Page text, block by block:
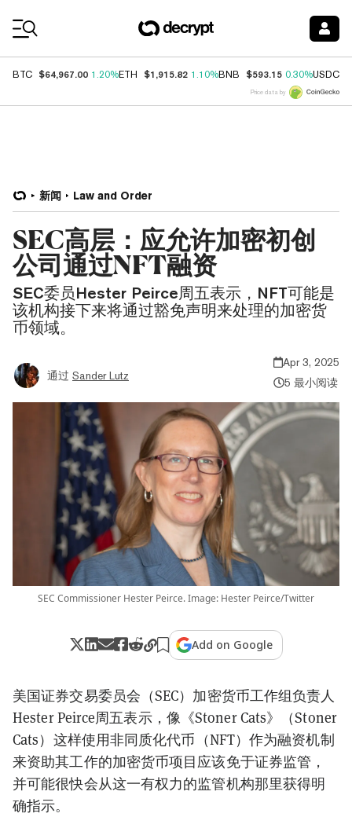
BTC $64,967.00 1.20%ETH $1,915.82 1.10%BNB $593.15 0.30%USDC
Price data by
新闻 Law and Order
SEC高层：应允许加密初创
公司通过NFT融资
SEC委员Hester Peirce周五表示，NFT可能是
该机构接下来将通过豁免声明来处理的加密货
币领域。
通过 Sander Lutz
Apr 3, 2025
5 最小阅读
SEC Commissioner Hester Peirce. Image: Hester Peirce/Twitter
Add on Google
美国证券交易委员会（SEC）加密货币工作组负责人
Hester Peirce周五表示，像《Stoner Cats》（Stoner
Cats）这样使用非同质化代币（NFT）作为融资机制
来资助其工作的加密货币项目应该免于证券监管，
并可能很快会从这一有权力的监管机构那里获得明
确指示。